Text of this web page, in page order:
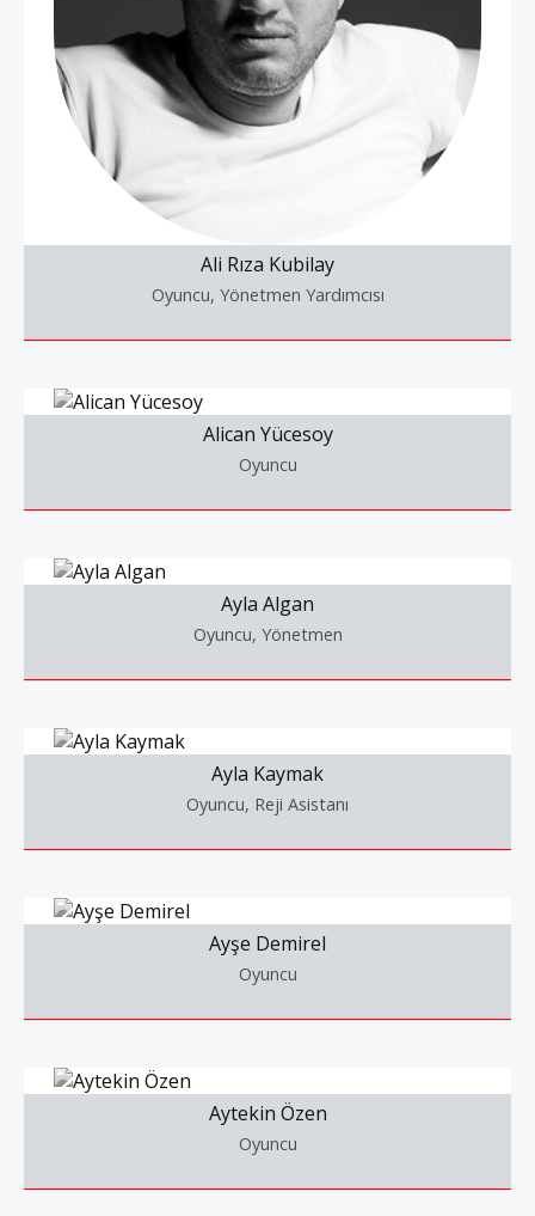
Ali Rıza Kubilay
Oyuncu, Yönetmen Yardımcısı
Alican Yücesoy
Oyuncu
Ayla Algan
Oyuncu, Yönetmen
Ayla Kaymak
Oyuncu, Reji Asistanı
Ayşe Demirel
Oyuncu
Aytekin Özen
Oyuncu